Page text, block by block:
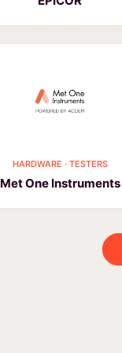
HARDWARE · TESTERS
Met One Instruments